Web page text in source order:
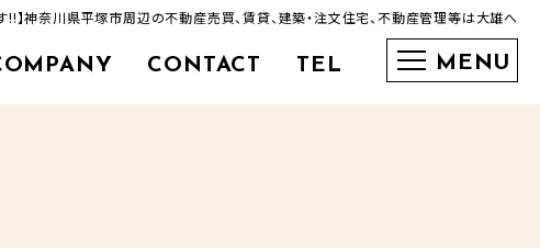
!!】神奈川県平塚市周辺の不動産売買、賃貸、建築・注文住宅、不動産管理等は大雄へ
CONTACT TEL